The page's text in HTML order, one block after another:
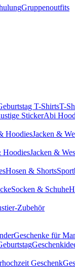
Gruppenoutfits
T-ShirtsT-
StickerAbi
HoodiesJacken &
HoodiesJacken &
Hosen & Shorts
Socken & Schuhe
Zubehör
Geschenke für
Geschenk